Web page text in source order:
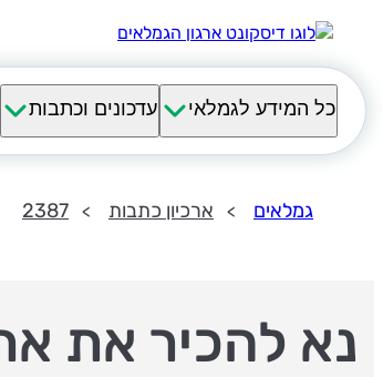
כל המידע לגמלאי עדכונים וכתבות
גמלאים ארכיון כתבות 2387
נא להכיר את